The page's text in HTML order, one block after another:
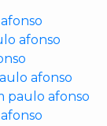
afonso
afonso
paulo afonso